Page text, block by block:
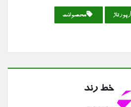
رپورتاژ محصولات
خط رند